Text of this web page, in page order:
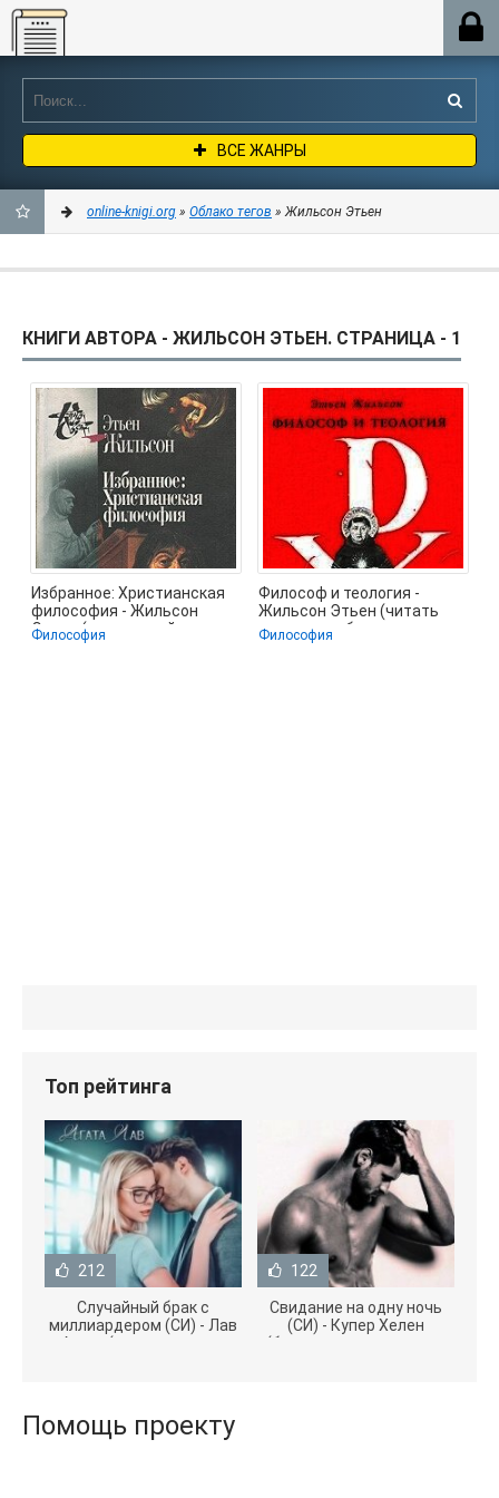
Online-knigi.org
ВСЕ ЖАНРЫ
ЗАКЛАДКИ
online-knigi.org » Облако тегов » Жильсон Этьен
КНИГИ АВТОРА - ЖИЛЬСОН ЭТЬЕН. СТРАНИЦА - 1
Избранное: Христианская
философия - Жильсон
Этьен (книги онлайн
полные версии
Философия
Философ и теология -
Жильсон Этьен (читать
полностью бесплатно
хорошие книги
Философия
Топ рейтинга
212
Случайный брак с
миллиардером (СИ) - Лав
Агата (полная версия
122
Свидание на одну ночь
(СИ) - Купер Хелен
(бесплатные серии книг
Помощь проекту